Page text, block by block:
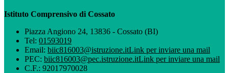
Istituto Comprensivo di Cossato
Piazza Angiono 24, 13836 - Cossato (BI)
Tel: 01593019
Email: biic816003@istruzione.itLink per inviare una mail
PEC: biic816003@pec.istruzione.itLink per inviare una mail
C.F.: 92017970028